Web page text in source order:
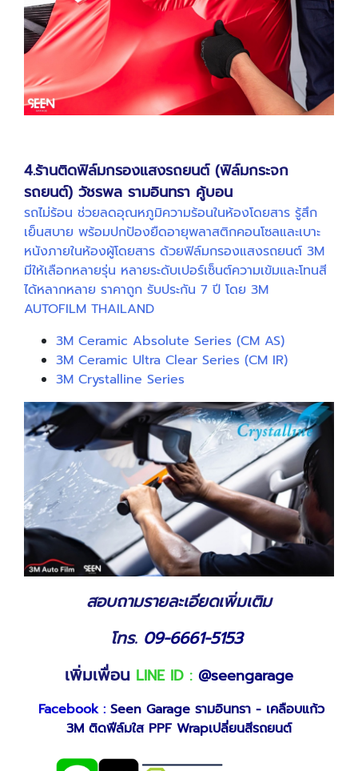
4.ร้านติดฟิล์มกรองแสงรถยนต์ (ฟิล์มกระจก
รถยนต์) วัชรพล รามอินทรา คู้บอน
รถไม่ร้อน ช่วยลดอุณหภูมิความร้อนในห้องโดยสาร รู้สึก
เย็นสบาย พร้อมปกป้องยืดอายุพลาสติกคอนโซลและเบาะ
หนังภายในห้องผู้โดยสาร ด้วยฟิล์มกรองแสงรถยนต์ 3M
มีให้เลือกหลายรุ่น หลายระดับเปอร์เซ็นต์ความเข้มและโทนสี
ได้หลากหลาย ราคาถูก รับประกัน 7 ปี โดย 3M
AUTOFILM THAILAND
3M Ceramic Absolute Series (CM AS)
3M Ceramic Ultra Clear Series (CM IR)
3M Crystalline Series
สอบถามรายละเอียดเพิ่มเติม
โทร. 09-6661-5153
เพิ่มเพื่อน LINE ID : @seengarage
Facebook : Seen Garage รามอินทรา - เคลือบแก้ว
3M ติดฟีล์มใส PPF Wrapเปลี่ยนสีรถยนต์